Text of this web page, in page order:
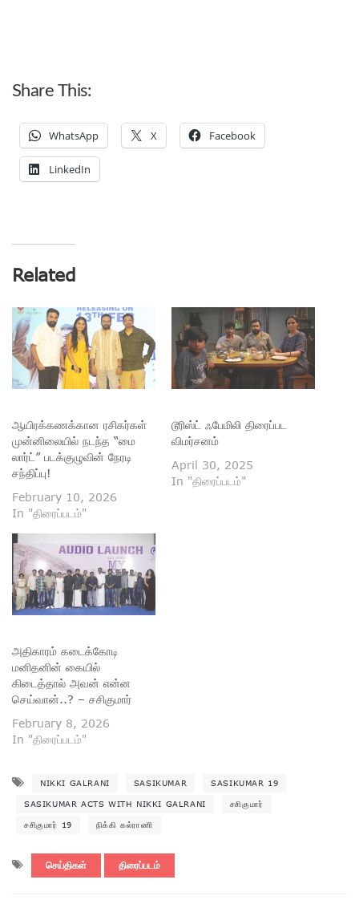
Share This:
WhatsApp X Facebook
LinkedIn
Related
ஆயிரக்கணக்கான ரசிகர்கள்
முன்னிலையில் நடந்த “மை
லார்ட்” படக்குழுவின் நேரடி
சந்திப்பு!
February 10, 2026
In "திரைப்படம்"
டூரிஸ்ட் ஃபேமிலி திரைப்பட
விமர்சனம்
April 30, 2025
In "திரைப்படம்"
அதிகாரம் கடைக்கோடி
மனிதனின் கையில்
கிடைத்தால் அவன் என்ன
செய்வான்..? – சசிகுமார்
February 8, 2026
In "திரைப்படம்"
NIKKI GALRANI SASIKUMAR SASIKUMAR 19
SASIKUMAR ACTS WITH NIKKI GALRANI சசிகுமார்
சசிகுமார் 19 நிக்கி கல்ராணி
செய்திகள் திரைப்படம்